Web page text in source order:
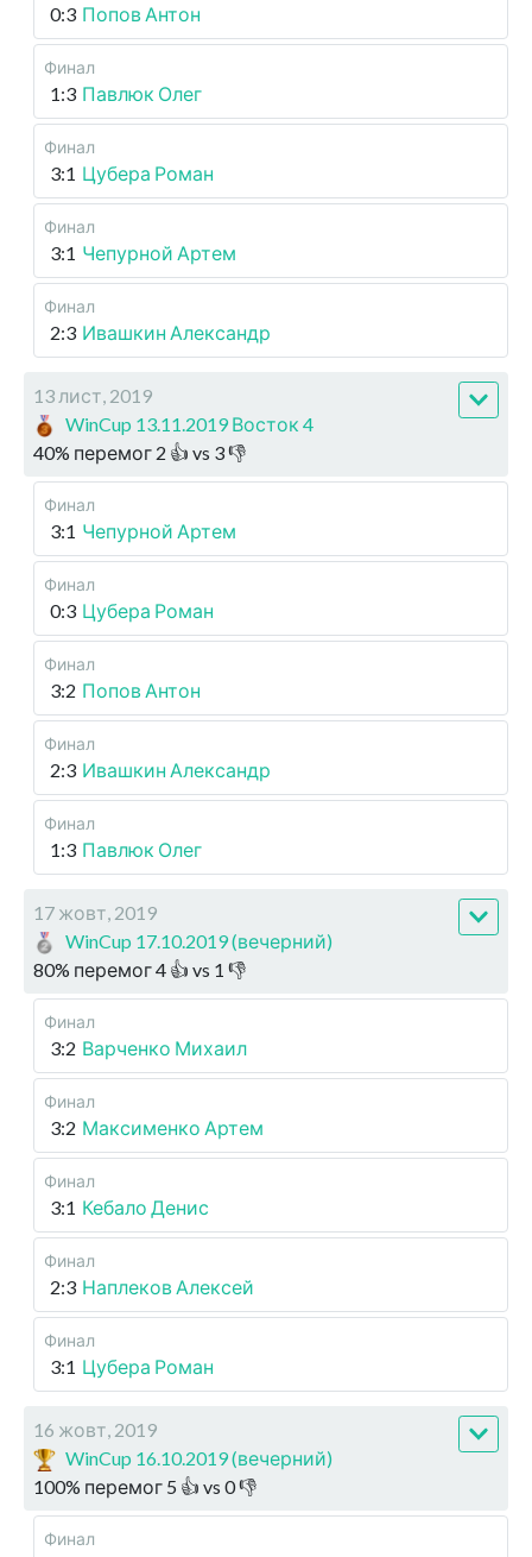
0:3 Попов Антон
Финал
1:3 Павлюк Олег
Финал
3:1 Цубера Роман
Финал
3:1 Чепурной Артем
Финал
2:3 Ивашкин Александр
13 лист, 2019
WinCup 13.11.2019 Восток 4
40% перемог 2 👍 vs 3👎
Финал
3:1 Чепурной Артем
Финал
0:3 Цубера Роман
Финал
3:2 Попов Антон
Финал
2:3 Ивашкин Александр
Финал
1:3 Павлюк Олег
17 жовт, 2019
WinCup 17.10.2019 (вечерний)
80% перемог4 👍 vs 1 👎
Финал
3:2 Варченко Михаил
Финал
3:2 Максименко Артем
Финал
3:1 Кебало Денис
Финал
2:3 Наплеков Алексей
Финал
3:1 Цубера Роман
16 жовт, 2019
WinCup 16.10.2019 (вечерний)
100% перемог 5 👍 vs 0👎
Финал